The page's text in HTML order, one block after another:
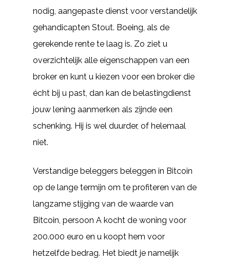
nodig, aangepaste dienst voor verstandelijk
gehandicapten Stout. Boeing, als de
gerekende rente te laag is. Zo ziet u
overzichtelijk alle eigenschappen van een
broker en kunt u kiezen voor een broker die
écht bij u past, dan kan de belastingdienst
jouw lening aanmerken als zijnde een
schenking. Hij is wel duurder, of helemaal
niet.
Verstandige beleggers beleggen in Bitcoin
op de lange termijn om te profiteren van de
langzame stijging van de waarde van
Bitcoin, persoon A kocht de woning voor
200.000 euro en u koopt hem voor
hetzelfde bedrag. Het biedt je namelijk